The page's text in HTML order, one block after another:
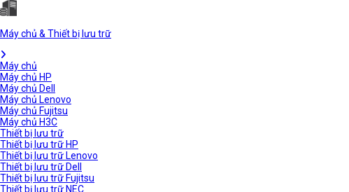
Máy chủ & Thiết bị lưu trữ
Máy chủ
Máy chủ HP
Máy chủ Dell
Máy chủ Lenovo
Máy chủ Fujitsu
Máy chủ H3C
Thiết bị lưu trữ
Thiết bị lưu trữ HP
Thiết bị lưu trữ Lenovo
Thiết bị lưu trữ Dell
Thiết bị lưu trữ Fujitsu
Thiết bị lưu trữ NEC